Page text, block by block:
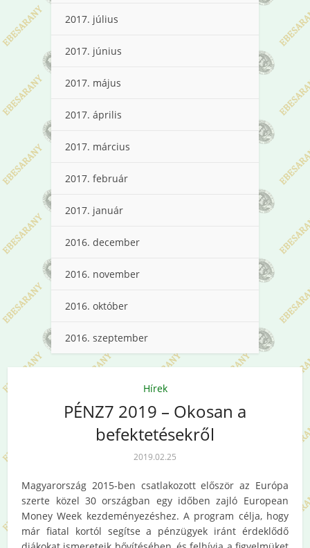
2017. július
2017. június
2017. május
2017. április
2017. március
2017. február
2017. január
2016. december
2016. november
2016. október
2016. szeptember
Hírek
PÉNZ7 2019 – Okosan a
befektetésekről
2019.02.25
Magyarország 2015-ben csatlakozott először az Európa
szerte közel 30 országban egy időben zajló European
Money Week kezdeményezéshez. A program célja, hogy
már fiatal kortól segítse a pénzügyek iránt érdeklődő